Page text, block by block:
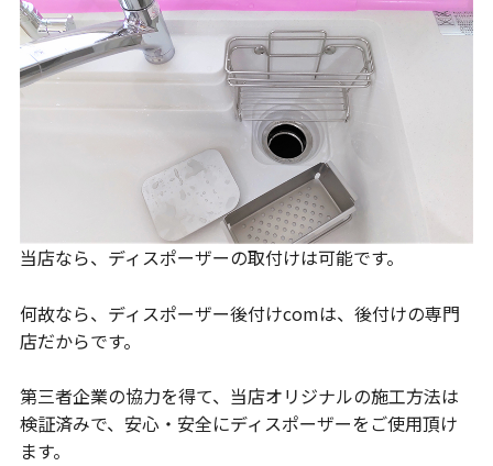
当店なら、ディスポーザーの取付けは可能です。
何故なら、ディスポーザー後付けcomは、後付けの専門
店だからです。
第三者企業の協力を得て、当店オリジナルの施工方法は
検証済みで、安心・安全にディスポーザーをご使用頂け
ます。